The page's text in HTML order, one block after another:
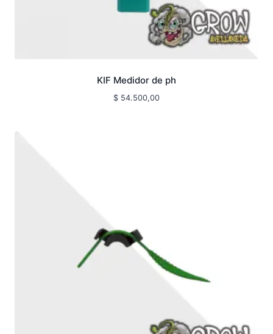
KIF Medidor de ph
$ 54.500,00